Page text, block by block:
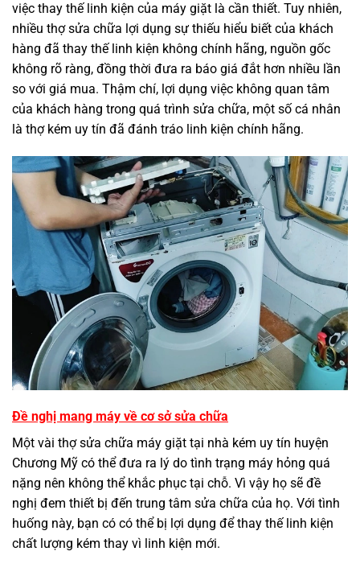
việc thay thế linh kiện của máy giặt là cần thiết. Tuy nhiên,
nhiều thợ sửa chữa lợi dụng sự thiếu hiểu biết của khách
hàng đã thay thế linh kiện không chính hãng, nguồn gốc
không rõ ràng, đồng thời đưa ra báo giá đắt hơn nhiều lần
so với giá mua. Thậm chí, lợi dụng việc không quan tâm
của khách hàng trong quá trình sửa chữa, một số cá nhân
là thợ kém uy tín đã đánh tráo linh kiện chính hãng.
Đề nghị mang máy về cơ sở sửa chữa
Một vài thợ sửa chữa máy giặt tại nhà kém uy tín huyện
Chương Mỹ có thể đưa ra lý do tình trạng máy hỏng quá
nặng nên không thể khắc phục tại chỗ. Vì vậy họ sẽ đề
nghị đem thiết bị đến trung tâm sửa chữa của họ. Với tình
huống này, bạn có có thể bị lợi dụng để thay thế linh kiện
chất lượng kém thay vì linh kiện mới.